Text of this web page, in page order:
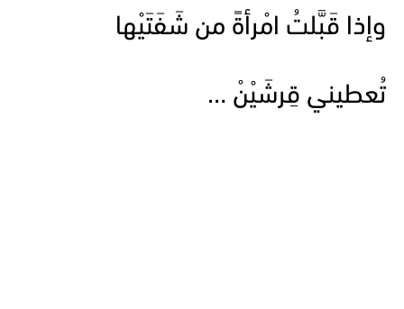
وإذا قَبَّلتُ امْرأةً من شَفَتَيْها
تُعطيني قِرشَيْنْ …